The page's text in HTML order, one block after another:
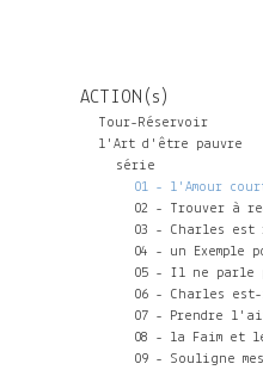
F
K
ACTION(s)
Tour-Réservoir
l'Art d'être pauvre
série
01 - l'Amour
02 - Trouver à
03 - Charles est
04 - un Exemple
05 - Il ne parle
06 - Charles
07 - Prendre
08 - la Faim et
09 - Souligne